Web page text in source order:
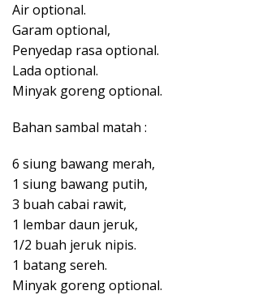
Air optional.
Garam optional,
Penyedap rasa optional.
Lada optional.
Minyak goreng optional.
Bahan sambal matah :
6 siung bawang merah,
1 siung bawang putih,
3 buah cabai rawit,
1 lembar daun jeruk,
1/2 buah jeruk nipis.
1 batang sereh.
Minyak goreng optional.